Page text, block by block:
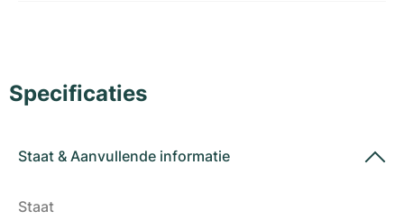
Specificaties
Staat & Aanvullende informatie
Staat